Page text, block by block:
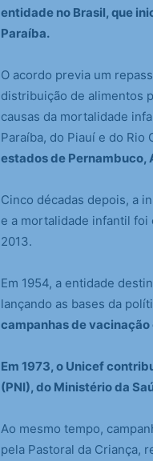
entidade no Brasil, que
Paraíba.
O acordo previa um
distribuição de alimentos
causas da mortalidade
Paraíba, do Piauí e do Rio
estados de Pernambuco,
Cinco décadas depois, a
e a mortalidade infantil foi
2013.
Em 1954, a entidade
lançando as bases da
campanhas de
Em 1973, o Unicef
(PNI), do Ministério da
Ao mesmo tempo,
pela Pastoral da Criança,